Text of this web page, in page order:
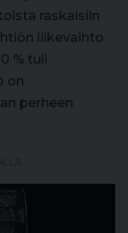
raskaisiin
liikevaihto
% tuli
on
perheen